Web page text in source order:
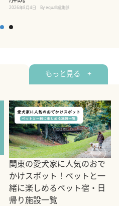
2026年8月4日 By equall編集部
もっと見る +
関東の愛犬家に人気のおで
かけスポット！ペットと一
緒に楽しめるペット宿・日
帰り施設一覧